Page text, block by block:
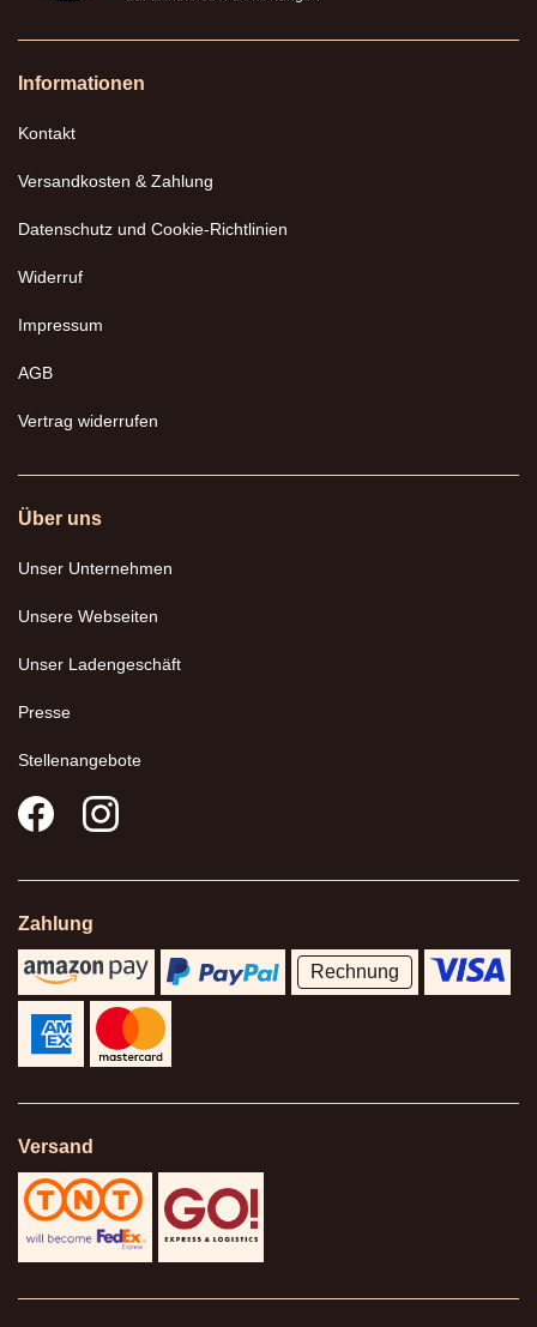
Informationen
Kontakt
Versandkosten & Zahlung
Datenschutz und Cookie-Richtlinien
Widerruf
Impressum
AGB
Vertrag widerrufen
Über uns
Unser Unternehmen
Unsere Webseiten
Unser Ladengeschäft
Presse
Stellenangebote
Zahlung
Rechnung
Versand